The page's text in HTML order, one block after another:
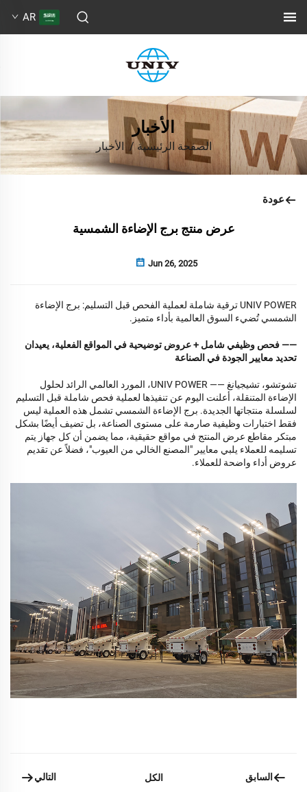
AR
الأخبار
الصفحة الرئيسية/ الأخبار
عودة
عرض منتج برج الإضاءة الشمسية
Jun 26, 2025
UNIV POWER ترقية شاملة لعملية الفحص قبل التسليم:
برج الإضاءة
الشمسيتُضيء السوق العالمية بأداء متميز.
—— فحص وظيفي شامل + عروض توضيحية في المواقع الفعلية، يعيدان
تحديد معايير الجودة في الصناعة
تشوتشو، تشيجيانغ —— UNIV POWER، المورد العالمي الرائد لحلول
الإضاءة المتنقلة، أعلنت اليوم عن تنفيذها لعملية فحص شاملة قبل التسليم
لسلسلة منتجاتها الجديدة. برج الإضاءة الشمسي تشمل هذه العملية ليس
فقط اختبارات وظيفية صارمة على مستوى الصناعة، بل تضيف أيضًا بشكل
مبتكر مقاطع عرض المنتج في مواقع حقيقية، مما يضمن أن كل جهاز يتم
تسليمه للعملاء يلبي معايير "المصنع الخالي من العيوب"، فضلاً عن تقديم
عروض أداء واضحة للعملاء.
السابق الكل التالي